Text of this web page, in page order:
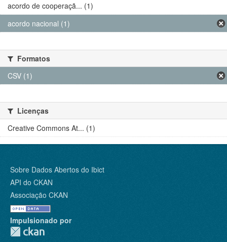
acordo de cooperaçã... (1)
acordo nacional (1)
Formatos
CSV (1)
Licenças
Creative Commons At... (1)
Sobre Dados Abertos do Ibict
API do CKAN
Associação CKAN
Impulsionado por